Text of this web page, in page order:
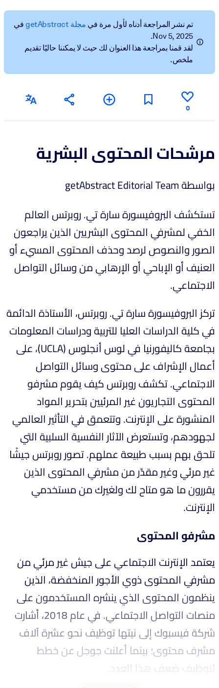
BY SYSTEM
Bring bite-sized, verified knowledge into your LMS/LXP for
Enrich your corporate library with trusted, ready-to-use business
knowledge.
For AI Systems
outputs.
تم نشر المراجعة أدناه لأول مرة في مجلة getAbstract
في
Nov 5, 2025.
لقد قمنا بمراجعة هذا العنوان لك حيث لا يمكننا حاليًا تقديم
ملخص.
0
مرشحات المحتوى البشرية
بواسطة getAbstract Editorial Team
تستكشف البروفيسورة سارة تي. روبرتس العالم
الخفي لمشرفي المحتوى البشريين الذين يراجعون
الصور والنصوص لرصد وحذف المحتوى المسيء أو
العنيف أو الإباحي أو الإرهابي من وسائل التواصل
الاجتماعي.
تركز البروفيسورة سارة تي. روبرتس، الأستاذة الدائمة
في كلية الدراسات العليا للتربية ودراسات المعلومات
بجامعة كاليفورنيا في لوس أنجلوس (UCLA)، على
أعمال الإشراف على محتوى وسائل التواصل
الاجتماعي. تكشف روبرتس كيف يقوم مشرفو
المحتوى التجاريون غير المرئيين بتحرير المواد
المنشورة على الإنترنت. وتتعمق في التأثير العالمي
لجهودهم، وتستعرض الآثار النفسية السلبية التي
تلحق بهم بسبب طبيعة عملهم. تصور روبرتس جيشًا
غير مرئي وغير مقدّر من مشرفي المحتوى الذين
يقررون ما هو متاح لك ولغيرك من مستخدمي
الإنترنت.
مشرفو المحتوى
يعتمد الإنترنت الاجتماعي على جيش غير مرئي من
مشرفي المحتوى ذوي الأجور المنخفضة، الذين
ينظمون المحتوى الذي ينشره المستخدمون على
منصات التواصل الاجتماعي. في عام 2018، أشارت
شركة فيسبوك إلى نيتها توظيف نحو عشرة آلاف
مشرف محتوى؛ بينما أعلنت جوجل عن خطط
لتوظيف ضعف هذا العدد.